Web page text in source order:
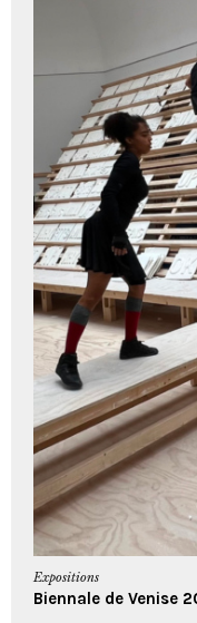
Expositions
Biennale de Venise